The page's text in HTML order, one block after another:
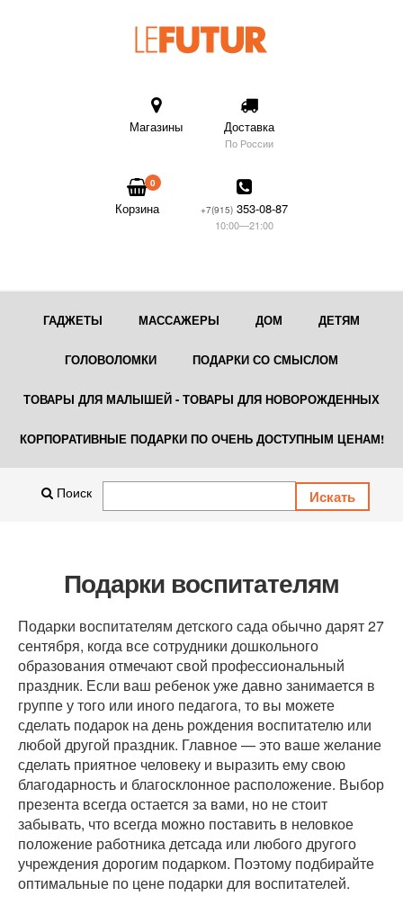
Магазины Доставка
По России
0
Корзина +7(915) 353-08-87
10:00—21:00
ГАДЖЕТЫ МАССАЖЕРЫ ДОМ ДЕТЯМ
ГОЛОВОЛОМКИ ПОДАРКИ СО СМЫСЛОМ
ТОВАРЫ ДЛЯ МАЛЫШЕЙ - ТОВАРЫ ДЛЯ НОВОРОЖДЕННЫХ
КОРПОРАТИВНЫЕ ПОДАРКИ ПО ОЧЕНЬ ДОСТУПНЫМ ЦЕНАМ!
Поиск
Подарки воспитателям
Подарки воспитателям детского сада обычно дарят 27
сентября, когда все сотрудники дошкольного
образования отмечают свой профессиональный
праздник. Если ваш ребенок уже давно занимается в
группе у того или иного педагога, то вы можете
сделать подарок на день рождения воспитателю или
любой другой праздник. Главное — это ваше желание
сделать приятное человеку и выразить ему свою
благодарность и благосклонное расположение. Выбор
презента всегда остается за вами, но не стоит
забывать, что всегда можно поставить в неловкое
положение работника детсада или любого другого
учреждения дорогим подарком. Поэтому подбирайте
оптимальные по цене подарки для воспитателей.